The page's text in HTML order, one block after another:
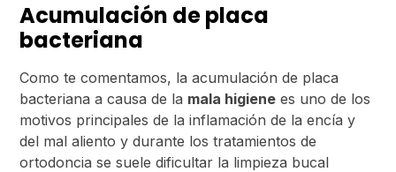
Acumulación de placa
bacteriana
Como te comentamos, la acumulación de placa
bacteriana a causa de la mala higiene es uno de los
motivos principales de la inflamación de la encía y
del mal aliento y durante los tratamientos de
ortodoncia se suele dificultar la limpieza bucal